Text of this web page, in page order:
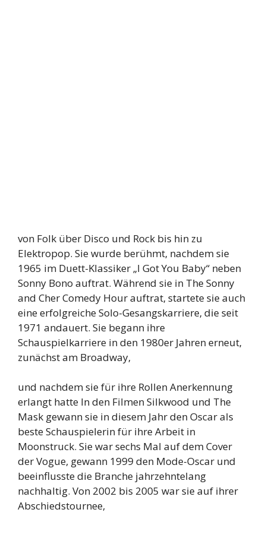
von Folk über Disco und Rock bis hin zu
Elektropop. Sie wurde berühmt, nachdem sie
1965 im Duett-Klassiker „I Got You Baby“ neben
Sonny Bono auftrat. Während sie in The Sonny
and Cher Comedy Hour auftrat, startete sie auch
eine erfolgreiche Solo-Gesangskarriere, die seit
1971 andauert. Sie begann ihre
Schauspielkarriere in den 1980er Jahren erneut,
zunächst am Broadway,
und nachdem sie für ihre Rollen Anerkennung
erlangt hatte In den Filmen Silkwood und The
Mask gewann sie in diesem Jahr den Oscar als
beste Schauspielerin für ihre Arbeit in
Moonstruck. Sie war sechs Mal auf dem Cover
der Vogue, gewann 1999 den Mode-Oscar und
beeinflusste die Branche jahrzehntelang
nachhaltig. Von 2002 bis 2005 war sie auf ihrer
Abschiedstournee,